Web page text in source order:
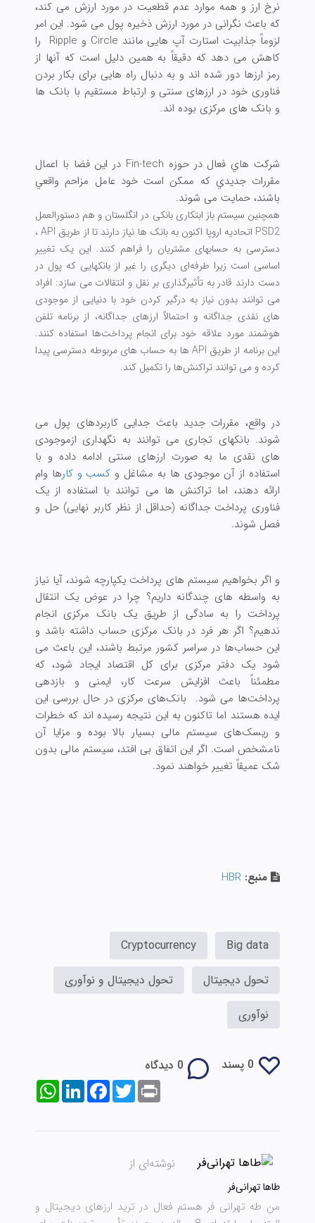
نرخ ارز و همه موارد عدم قطعیت در مورد ارزش می کند،
که باعث نگرانی در مورد ارزش ذخیره پول می شود. این امر
لزوماً جذابیت استارت آپ هایی مانند Circle و Ripple را
کاهش می دهد که دقیقاً به همین دلیل است که آنها از
رمز ارزها دور شده اند و به دنبال راه هایی برای بکار بردن
فناوری خود در ارزهای سنتی و ارتباط مستقیم با بانک ها
و بانک های مرکزی بوده اند.
شركت هاي فعال در حوزه Fin-tech در اين فضا با اعمال
مقررات جديدي كه ممكن است خود عامل مزاحم واقعي
باشند، حمایت می شوند.
همچنین سیستم باز ابتکاری بانکی در انگلستان و هم دستورالعمل
PSD2 اتحادیه اروپا اکنون به بانک ها نیاز دارند تا از طریق API ،
دسترسی به حسابهای مشتریان را فراهم کنند. این یک تغییر
اساسی است زیرا طرفه‌ای دیگری را غیر از بانکهایی که پول در
دست دارند قادر به تأثیرگذاری بر نقل و انتقالات می سازد: افراد
می توانند بدون نیاز به درگیر کردن خود با دنیایی از موجودی
های نقدی جداگانه و احتمالاً ارزهای جداگانه، از برنامه تلفن
هوشمند مورد علاقه خود برای انجام پرداخت‌ها استفاده کنند.
این برنامه از طریق API ها به حساب های مربوطه دسترسی پیدا
کرده و می توانند تراکنش‌ها را تکمیل کند.
در واقع، مقررات جدید باعث جدایی کاربردهای پول می
شوند. بانکهای تجاری می توانند به نگهداری ازموجودی
های نقدی ما به صورت ارزهای سنتی ادامه داده و با
استفاده از آن موجودی ها به مشاغل و کسب و کارها وام
ارائه دهند، اما تراکنش ها می توانند با استفاده از یک
فناوری پرداخت جداگانه (حداقل از نظر کاربر نهایی) حل و
فصل شوند.
و اگر بخواهیم سیستم های پرداخت یکپارچه شوند، آیا نیاز
به واسطه های چندگانه داریم؟ چرا در عوض یک انتقال
پرداخت را به سادگی از طریق یک بانک مرکزی انجام
ندهیم؟ اگر هر فرد در بانک مرکزی حساب داشته باشد و
این حساب‌ها در سراسر کشور مرتبط باشند، این باعث می
شود یک دفتر مرکزی برای کل اقتصاد ایجاد شود، که
مطمئناً باعث افزایش سرعت کار، ایمنی و بازدهی
پرداخت‌ها می شود. بانک‌های مرکزی در حال بررسی این
ایده هستند اما تاکنون به این نتیجه رسیده اند که خطرات
و ریسک‌های سیستم مالی بسیار بالا بوده و مزایا آن
نامشخص است. اگر این اتفاق بی افتد، سیستم مالی بدون
شک عمیقاً تغییر خواهند نمود.
منبع: HBR
Big data
Cryptocurrency
تحول دیجیتال
تحول دیجیتال و نوآوری
نوآوری
0 پسند
0 دیدگاه
WhatsAppLinkedInFacebookTwitterPrint
نوشته‌ای از
طاها تهرانی‌فر
من طه تهرانی فر هستم فعال در ترید ارزهای دیجیتال و